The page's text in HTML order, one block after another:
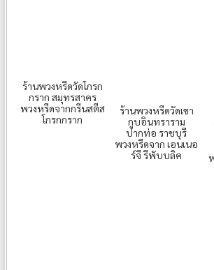
ร้านพวงหรีดวัดโกรก
กราก สมุทรสาคร
พวงหรีดจากกรีนสตีส
โกรกกราก
ร้านพวงหรีดวัดเขา
กูบอินทราราม
ปากท่อ ราชบุรี
พวงหรีดจาก เอนเนอ
ร์จี รีพับบลิค